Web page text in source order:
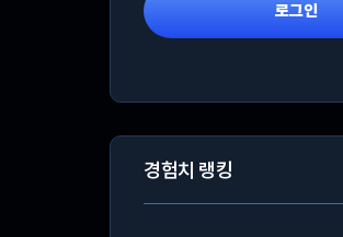
로그인
경험치 랭킹